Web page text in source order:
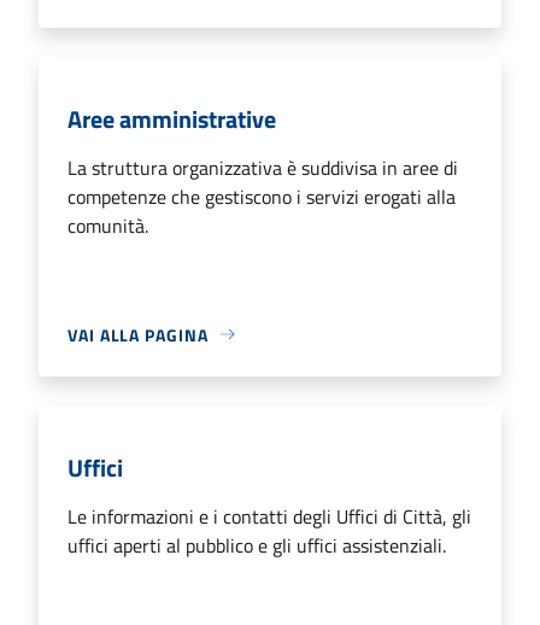
Aree amministrative
La struttura organizzativa è suddivisa in aree di
competenze che gestiscono i servizi erogati alla
comunità.
VAI ALLA PAGINA
Uffici
Le informazioni e i contatti degli Uffici di Città, gli
uffici aperti al pubblico e gli uffici assistenziali.